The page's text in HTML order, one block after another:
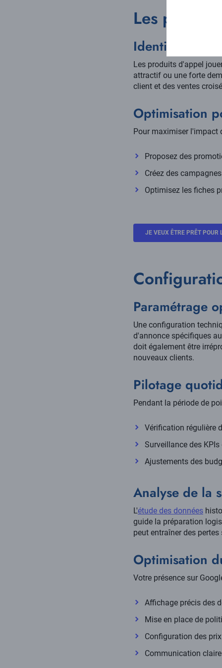
Les
Identification
Les produits d'appel
attractif ou une forte
client et des ventes
Optimisation
Pour maximiser l'impact
Proposez des
Créez des
Optimisez les fiches
JE VEUX ÊTRE PRÊT POUR
Paramétrage
Une configuration
d'annonce spécifiques
doit également être
nouveaux clients.
Pilotage
Pendant la période de
Vérification régulière
Surveillance des
Ajustements des
Analyse de la
L'étude des données
guide la préparation
peut entraîner des
Optimisation
Votre présence sur
Affichage précis des
Mise en place de
Configuration des
Communication